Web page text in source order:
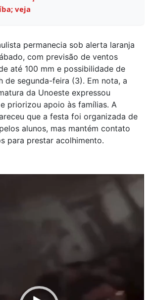
veja
permanecia sob alerta laranja
com previsão de ventos
até 100 mm e possibilidade de
de segunda-feira (3). Em nota, a
da Unoeste expressou
priorizou apoio às famílias. A
que a festa foi organizada de
alunos, mas mantém contato
para prestar acolhimento.